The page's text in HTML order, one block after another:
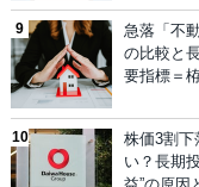
急落「不
の比較と
要指標＝
株価3割下
い？長期